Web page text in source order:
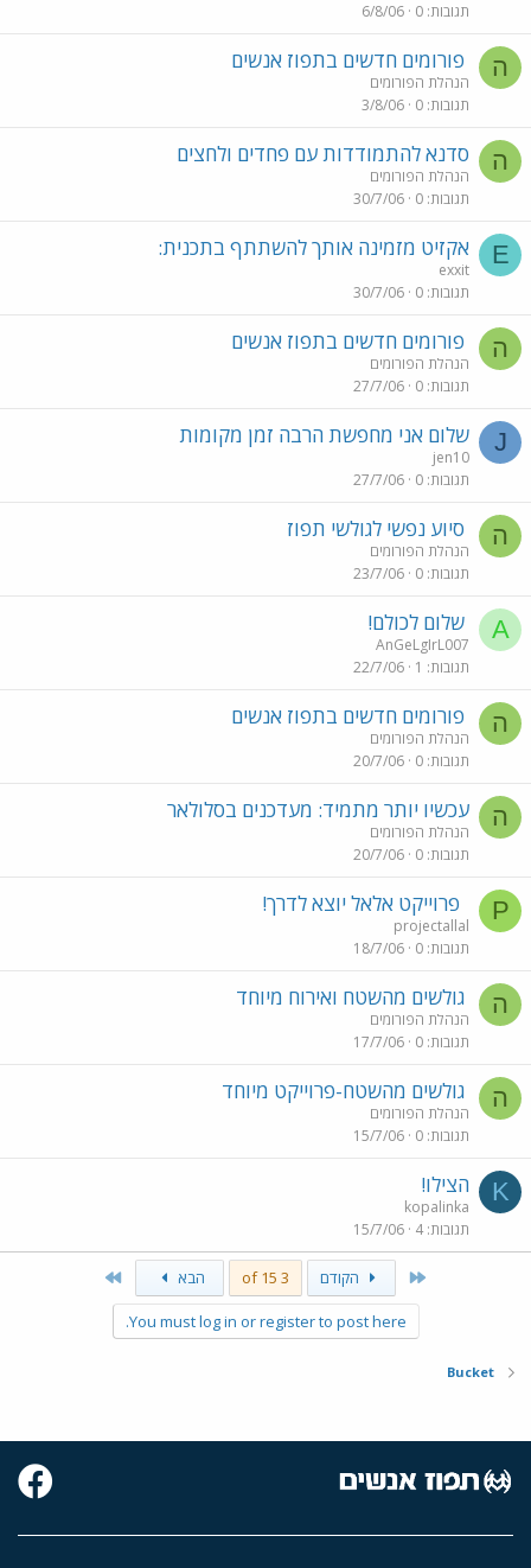
תגובות 0
6/8/06
ה פורומים חדשים בתפוז אנשים
הנהלת הפורומים
תגובות 0
3/8/06
ה סדנא להתמודדות עם פחדים ולחצים
הנהלת הפורומים
תגובות 0
30/7/06
E אקזיט מזמינה אותך להשתתף בתכנית:
exxit
תגובות 0
30/7/06
ה פורומים חדשים בתפוז אנשים
הנהלת הפורומים
תגובות 0
27/7/06
J שלום אני מחפשת הרבה זמן מקומות
jen10
תגובות 0
27/7/06
ה סיוע נפשי לגולשי תפוז
הנהלת הפורומים
תגובות 0
23/7/06
A שלום לכולם!
AnGeLgIrL007
תגובות 1
22/7/06
ה פורומים חדשים בתפוז אנשים
הנהלת הפורומים
תגובות 0
20/7/06
ה עכשיו יותר מתמיד: מעדכנים בסלולאר
הנהלת הפורומים
תגובות 0
20/7/06
P פרוייקט אלאל יוצא לדרך!
projectallal
תגובות 0
18/7/06
ה גולשים מהשטח ואירוח מיוחד
הנהלת הפורומים
תגובות 0
17/7/06
ה גולשים מהשטח-פרוייקט מיוחד
הנהלת הפורומים
תגובות 0
15/7/06
K הצילו!
kopalinka
תגובות 4
15/7/06
הקודם 3 of 15 הבא
You must log in or register to post here.
Bucket